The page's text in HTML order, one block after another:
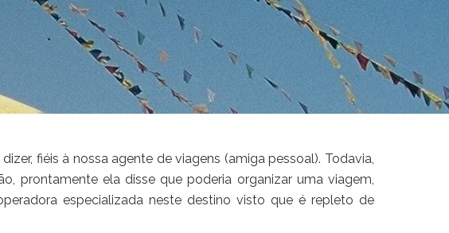
fiéis à nossa agente de viagens (amiga pessoal). Todavia,
prontamente ela disse que poderia organizar uma viagem,
especializada neste destino visto que é repleto de